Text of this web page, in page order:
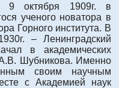
9 октября 1909г. в
ученого новатора в
Горного института. В
– Ленинградский
в академических
Шубникова. Именно
своим научным
с Академией наук